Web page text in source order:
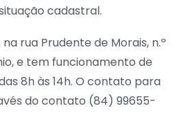
cadastral.
rua Prudente de Morais, n.º
e tem funcionamento de
8h às 14h. O contato para
do contato (84) 99655-